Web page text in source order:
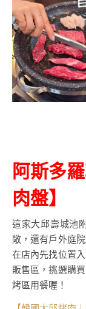
阿斯多
肉盤】
這家大邱壽城池
敞，還有戶外庭
在店內先找位置
販售區，挑選購
烤區用餐喔！